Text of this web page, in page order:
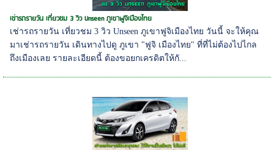
เช่ารถรายวัน เที่ยวชม 3 วิว Unseen ภูเขาฟูจิเมืองไทย
เช่ารถรายวัน เที่ยวชม 3 วิว Unseen ภูเขาฟูจิเมืองไทย วันนี้ จะให้คุณ
มาเช่ารถรายวัน เดินทางไปดู ภูเขา "ฟูจิ เมืองไทย" ที่ที่ไม่ต้องไปไกล
ถึงเมืองเลย รายละเอียดนี้ ต้องขอยกเครดิตให้กั...